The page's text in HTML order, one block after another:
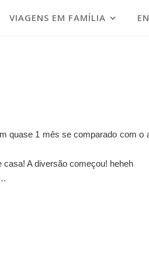
VIAGENS EM FAMÍLIA
quase 1 mês se comparado com o
A diversão começou! heheh